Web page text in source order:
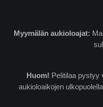
Myymälän aukioloajat:
Huom! Pelitilaa pystyy
aukioloaikojen